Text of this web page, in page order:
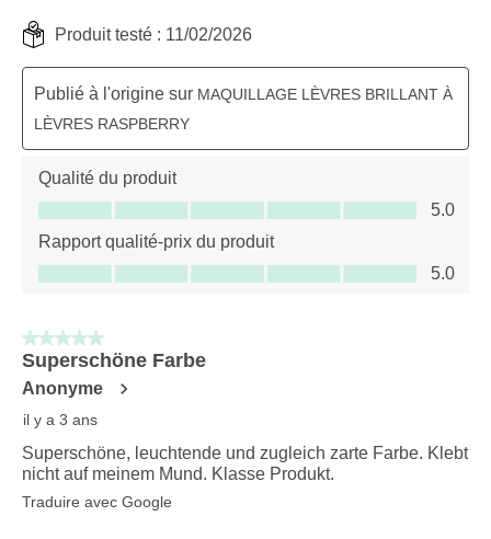
Produit testé : 11/02/2026
Publié à l'origine sur MAQUILLAGE LÈVRES BRILLANT À
LÈVRES RASPBERRY
Qualité du produit
Qualité du produit, 5.0 sur 5
5.0
Rapport qualité-prix du produit
Rapport qualité-prix du produit, 5.0 sur 5
5.0
5 sur 5 étoiles.
Superschöne Farbe
Anonyme
il y a 3 ans
Superschöne, leuchtende und zugleich zarte Farbe. Klebt
nicht auf meinem Mund. Klasse Produkt.
Traduire avec Google